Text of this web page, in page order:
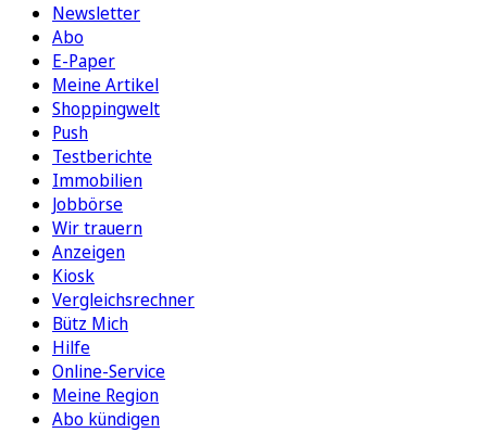
Newsletter
Abo
E-Paper
Meine Artikel
Shoppingwelt
Push
Testberichte
Immobilien
Jobbörse
Wir trauern
Anzeigen
Kiosk
Vergleichsrechner
Bütz Mich
Hilfe
Online-Service
Meine Region
Abo kündigen